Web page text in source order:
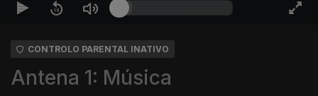
CONTROLO PARENTAL INATIVO
Antena 1: Música